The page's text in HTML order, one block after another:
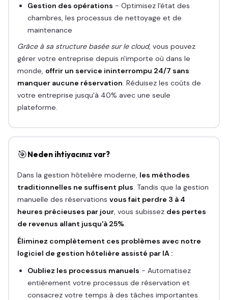
Gestion des opérations - Optimisez l'état des
chambres, les processus de nettoyage et de
maintenance
Grâce à sa structure basée sur le cloud, vous pouvez
gérer votre entreprise depuis n'importe où dans le
monde, offrir un service ininterrompu 24/7 sans
manquer aucune réservation . Réduisez les coûts de
votre entreprise jusqu'à 40% avec une seule
plateforme.
🎯Neden ihtiyacınız var?
Dans la gestion hôtelière moderne, les méthodes
traditionnelles ne suffisent plus . Tandis que la gestion
manuelle des réservations vous fait perdre 3 à 4
heures précieuses par jour, vous subissez des pertes
de revenus allant jusqu'à 25%
Éliminez complètement ces problèmes avec notre
logiciel de gestion hôtelière assisté par IA :
Oubliez les processus manuels - Automatisez
entièrement votre processus de réservation et
consacrez votre temps à des tâches importantes